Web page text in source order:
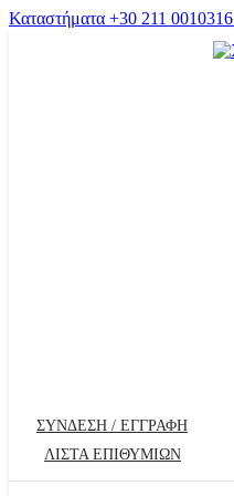
Καταστήματα +30 211 0010316
ΣΎΝΔΕΣΗ / ΕΓΓΡΑΦΉ
ΛΙΣΤΑ ΕΠΙΘΥΜΙΩΝ